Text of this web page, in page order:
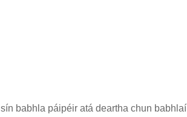
babhla páipéir atá deartha chun